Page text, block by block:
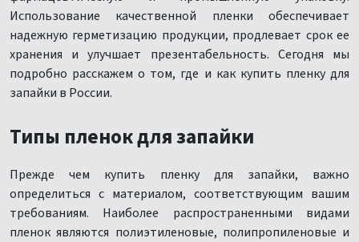
Использование качественной пленки обеспечивает
надежную герметизацию продукции, продлевает срок ее
хранения и улучшает презентабельность. Сегодня мы
подробно расскажем о том, где и как купить пленку для
запайки в России.
Типы пленок для запайки
Прежде чем купить пленку для запайки, важно
определиться с материалом, соответствующим вашим
требованиям. Наиболее распространенными видами
пленок являются полиэтиленовые, полипропиленовые и